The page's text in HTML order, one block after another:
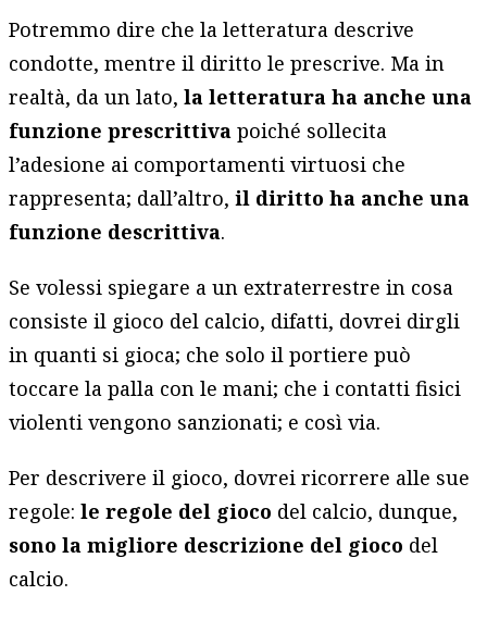
Potremmo dire che la letteratura descrive
condotte, mentre il diritto le prescrive. Ma in
realtà, da un lato,la letteratura ha anche una
funzione prescrittiva poiché sollecita
l’adesione ai comportamenti virtuosi che
rappresenta; dall’altro,il diritto ha anche una
funzione descrittiva.
Se volessi spiegare a un extraterrestre in cosa
consiste il gioco del calcio, difatti, dovrei dirgli
in quanti si gioca; che solo il portiere può
toccare la palla con le mani; che i contatti fisici
violenti vengono sanzionati; e così via.
Per descrivere il gioco, dovrei ricorrere alle sue
regole:le regole del gioco del calcio, dunque,
sono la migliore descrizione del gioco del
calcio.